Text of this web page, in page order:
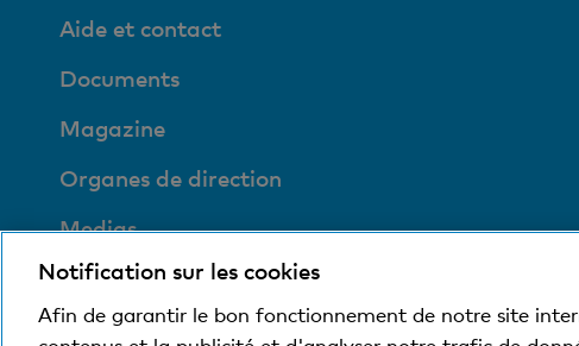
Aide et contact
Documents
Magazine
Organes de direction
Medias
Social et compatible
avec l'environnement
Notification sur les cookies
Afin de garantir le bon fonctionnement de notre site